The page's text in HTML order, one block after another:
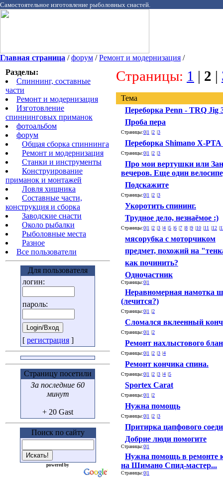
Самостоятельное изготовление рыболовных снастей.
Главная страница /форум /Ремонт и модернизация /
Разделы:
Спиннинг, составные
части
Ремонт и модернизация
Изготовление
спиннинговых приманок
фотоальбом
форум
Общая сборка спиннинга
Ремонт и модернизация
Станки и инструменты
Конструирование
приманок и монтажей
Ловля хищника
Cоставные части,
конструкция и сборка
Заводские снасти
Около рыбалки
Рыболовные места
Разное
Все пользователи
Для пользователя
логин:
пароль:
[ регистрация ]
Страницу посетили
За последние 60
минут
+ 20 Gast
Поиск по сайту
powered by
Страницы: 1 | 2 |
Тема
Переборка Penn - TRQ Jig
Проба пера
Страницы:0|1 |2 |3
Переборка Shimano X-PTA
Страницы:0|1 |2 |3
Про мои вертушки или
вечеров. Еще один
Подскажите
Страницы:0|1 |2 |3
Укоротить спининг.
Трудное дело, незнаёмое :)
Страницы:0|1 |2 |3 |4 |5 |6 |7 |8 |9 |10 |11 |12 |
мясорубка с моторчиком
предмет, похожий на
как починить?
Одночастник
Страницы:0|1
Неравномерная намотка
(лечится?)
Страницы:0|1 |2
Сломался вклеенный
Страницы:0|1 |2
Ремонт нахлыстового
Страницы:0|1 |2 |3 |4
Ремонт кончика спина.
Страницы:0|1 |2 |3 |4 |5
Sportex Carat
Страницы:0|1 |2
Нужна помощь
Страницы:0|1 |2 |3
Притирка цапфового
Добрие люди помогите
Страницы:0|1
Нужна помощь в ремонте
на Шимано Спид-мастер...
Страницы:0|1